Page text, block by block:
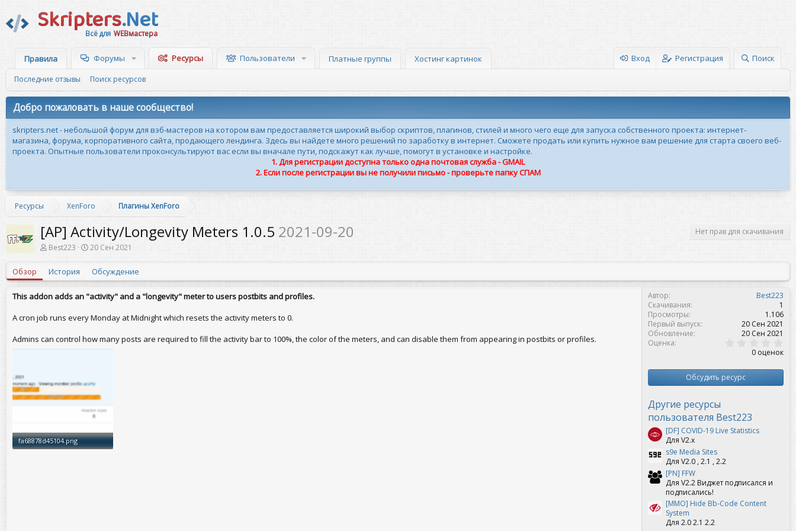
Skripters.Net
Всё для WEBмастера
Правила Форумы Ресурсы Пользователи Платные группы Хостинг картинок Вход Регистрация Поиск
Последние отзывы Поиск ресурсов
Добро пожаловать в наше сообщество!
skripters.net - небольшой форум для вэб-мастеров на котором вам предоставляется широкий выбор скриптов, плагинов, стилей и много чего еще для запуска собственного проекта: интернет-
магазина, форума, корпоративного сайта, продающего лендинга. Здесь вы найдете много решений по заработку в интернет. Сможете продать или купить нужное вам решение для старта своего веб-
проекта. Опытные пользователи проконсультируют вас если вы вначале пути, подскажут как лучше, помогут в установке и настройке.
1. Для регистрации доступна только одна почтовая служба - GMAIL
2. Если после регистрации вы не получили письмо - проверьте папку СПАМ
Ресурсы XenForo Плагины XenForo
[AP] Activity/Longevity Meters 1.0.5 2021-09-20
Нет прав для скачивания
А
т
о
р
Best223
Д
т
а
с
о
д
а
и
20 Сен 2021
Обзор История Обсуждение
This addon adds an "activity" and a "longevity" meter to users postbits and profiles.
A cron job runs every Monday at Midnight which resets the activity meters to 0.
Admins can control how many posts are required to fill the activity bar to 100%, the color of the meters, and can disable them from appearing in postbits or profiles.
fa68878d45104.png
Автор
Best223
Скачивания
1
Просмотры
1.106
Первый выпуск
20 Сен 2021
Обновление
20 Сен 2021
Оценка
,
0
в
0 оценок
Обсудить ресурс
Другие ресурсы
пользователя Best223
[DF] COVID-19 Live Statistics
Для V2.х
s9e Media Sites
Для V2.0 , 2.1 , 2.2
[PN] FFW
Для V2.2 Виджет подписался и
подписались!
[MMO] Hide Bb-Code Content
System
Для 2.0 2.1 2.2